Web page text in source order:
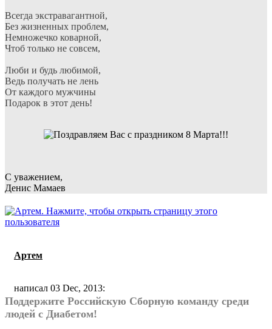
Всегда экстравагантной,
Без жизненных проблем,
Немножечко коварной,
Чтоб только не совсем,
Люби и будь любимой,
Ведь получать не лень
От каждого мужчины
Подарок в этот день!
С уважением,
Денис Мамаев
Артем
написал 03 Dec, 2013:
Поддержите Российскую Сборную команду среди
людей с Диабетом!